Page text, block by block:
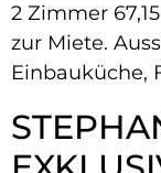
2 Zimmer
zur Miete.
Einbauküche,